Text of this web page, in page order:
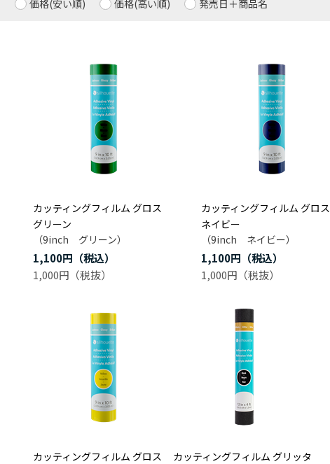
価格(安い順) 価格(高い順) 発売日＋商品名
カッティングフィルム グロス
グリーン
（9inch グリーン）
1,100円
1,000円
カッティングフィルム グロス
ネイビー
（9inch ネイビー）
1,100円
1,000円
カッティングフィルム グロス
カッティングフィルム グリッタ